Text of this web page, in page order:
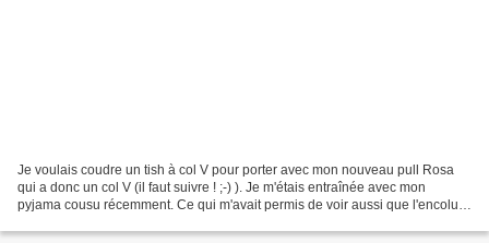
Je voulais coudre un tish à col V pour porter avec mon nouveau pull Rosa
qui a donc un col V (il faut suivre ! ;-) ). Je m'étais entraînée avec mon
pyjama cousu récemment. Ce qui m'avait permis de voir aussi que l'encolure